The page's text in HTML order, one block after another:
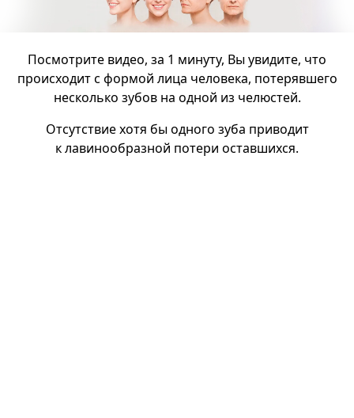
Посмотрите видео, за 1 минуту, Вы увидите, что
происходит с формой лица человека, потерявшего
несколько зубов на одной из челюстей.
Отсутствие хотя бы одного зуба приводит
к лавинообразной потери оставшихся.